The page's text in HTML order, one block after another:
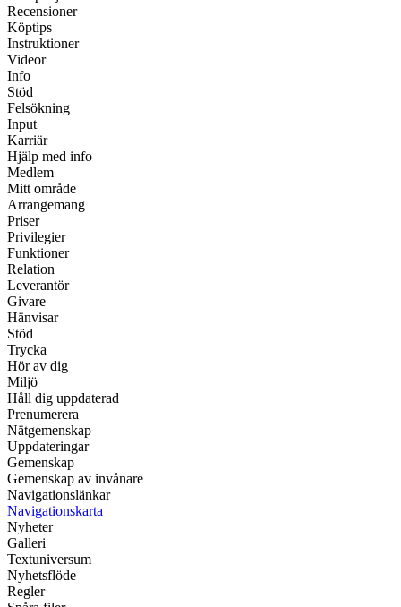
Recensioner
Köptips
Instruktioner
Videor
Info
Stöd
Felsökning
Input
Karriär
Hjälp med info
Medlem
Mitt område
Arrangemang
Priser
Privilegier
Funktioner
Relation
Leverantör
Givare
Hänvisar
Stöd
Trycka
Hör av dig
Miljö
Håll dig uppdaterad
Prenumerera
Nätgemenskap
Uppdateringar
Gemenskap
Gemenskap av invånare
Navigationslänkar
Navigationskarta
Nyheter
Galleri
Textuniversum
Nyhetsflöde
Regler